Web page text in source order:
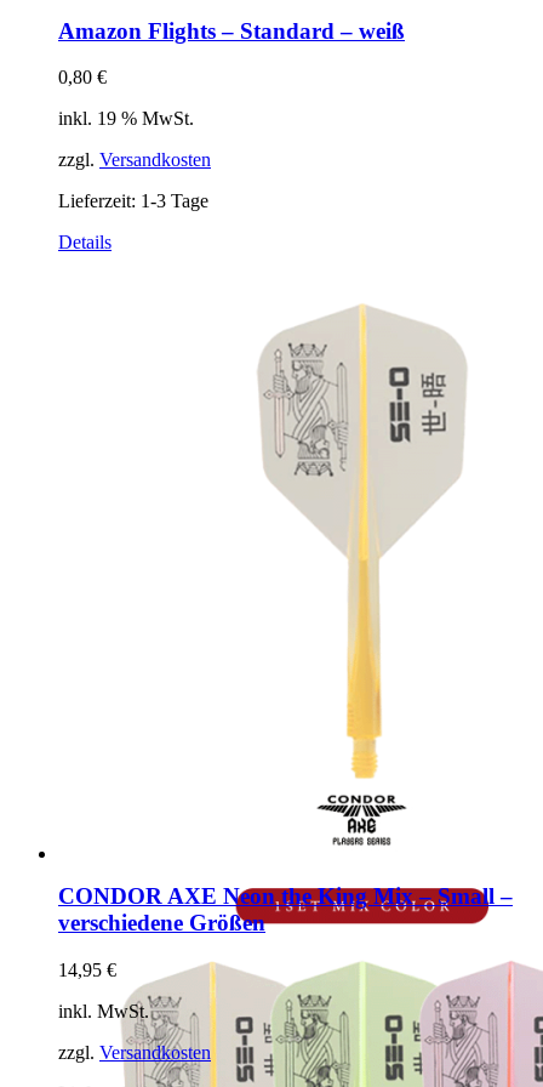
Amazon Flights – Standard – weiß
0,80 €
inkl. 19 % MwSt.
zzgl. Versandkosten
Lieferzeit: 1-3 Tage
Details
CONDOR AXE Neon the King Mix – Small –
verschiedene Größen
14,95 €
inkl. MwSt.
zzgl. Versandkosten